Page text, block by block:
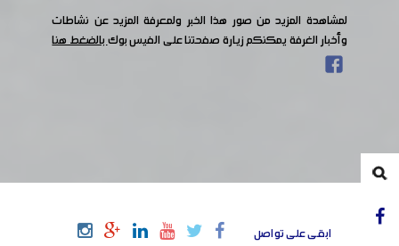
لمشاهدة المزيد من صور هذا الخبر ولمعرفة المزيد عن نشاطات
وأخبار الغرفة يمكنكم زيارة صفحتنا على الفيس بوكبالضغط هنا
ابقى على تواصل